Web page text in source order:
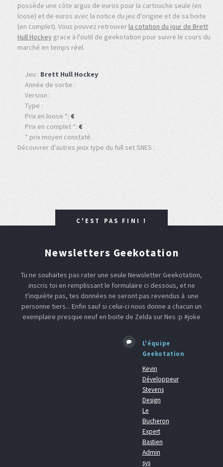
possède une côte argus de euros pour la cartouche seule (en
loose) et de euros avec la notice du jeu d'origine et de sa boite
(en complet). Vous pouvez retrouverla cotation du jour de Brett
Hull Hockey grace à l'outil de geekotation pour suivre le cours du
marché en temps réel.
Jeu : Brett Hull Hockey
Année de sortie :
Version :
Type :
Prix en loose *: €
Prix en complet *: €
* prix moyen constaté.
Découvrer d'autres jeux type du full set SNES :
C'EST PAS FINI !
Newsletters Geekotation
Tu ne souhaites pas rater une seule Newsletter Geekotation,
inscris toi en remplissant le formulaire ci dessous, et ne
t'inquiète pas, tes données ne seront pas revendus à une
personne tiers... Enfin sauf si celui-ci nous donne a chacun un
exemplaire presque neuf en boite de Zelda sur Nes :p #joke
L'équipe
Geekotation
Kevin
Développeur
Stevens
Design
Le
Bucheron
Expert
Bastien
Admin
sys